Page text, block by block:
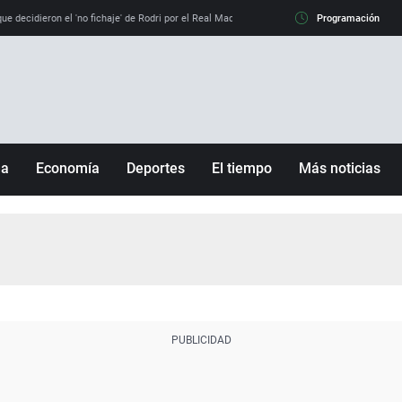
decidieron el 'no fichaje' de Rodri por el Real Madrid y su 'sí' al Barça La llamada
Programación
Economía Deportes El tiempo Más noticias